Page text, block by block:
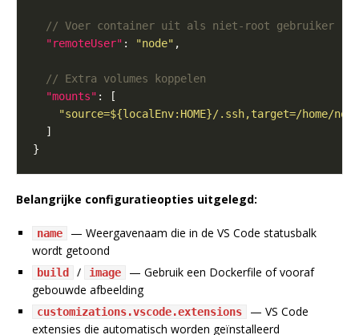
"remoteUser" : "node"
"mounts"
"source=${localEnv:HOME}/.ssh,target=/home/
Belangrijke configuratieopties uitgelegd:
name
— Weergavenaam die in de VS Code statusbalk
wordt getoond
build / image
— Gebruik een Dockerfile of vooraf
gebouwde afbeelding
customizations.vscode.extensions
— VS Code
extensies die automatisch worden geïnstalleerd